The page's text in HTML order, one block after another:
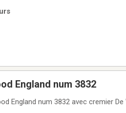
théière de marque Arthur Wood England num 3832
Super belle théière de marque Arthur Wood England num